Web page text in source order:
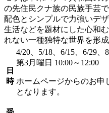
の先住民クナ族の民族手芸
配色とシンプルで力強いデ
生活などを題材にした心和
れない一種独特な世界を形
日
時
4/20、5/18、6/15、6/29、
第3月曜日 10:00～12:00
ホームページからのお申
となります。